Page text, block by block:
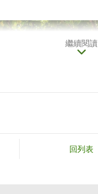
繼續閱讀
回列表